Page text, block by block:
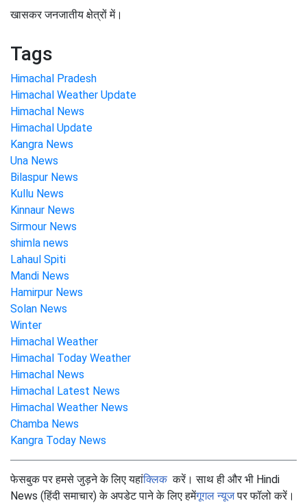
खासकर जनजातीय क्षेत्रों में।
Tags
Himachal Pradesh
Himachal Weather Update
Himachal News
Himachal Update
Kangra News
Una News
Bilaspur News
Kullu News
Kinnaur News
Sirmour News
shimla news
Lahaul Spiti
Mandi News
Hamirpur News
Solan News
Winter
Himachal Weather
Himachal Today Weather
Himachal News
Himachal Latest News
Himachal Weather News
Chamba News
Kangra Today News
फेसबुक पर हमसे जुड़ने के लिए यहांक्लिककरें। साथ ही और भी Hindi
News (हिंदी समाचार) के अपडेट पाने के लिए हमेंगूगल न्यूजपर फॉलो करें।